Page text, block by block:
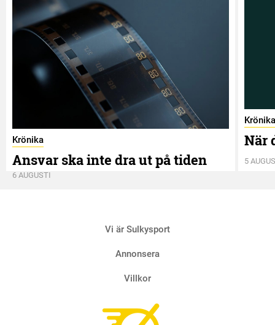
Krönika
Ansvar ska inte dra ut på tiden
6 AUGUSTI
Krönika
När
5
Vi är Sulkysport
Annonsera
Villkor